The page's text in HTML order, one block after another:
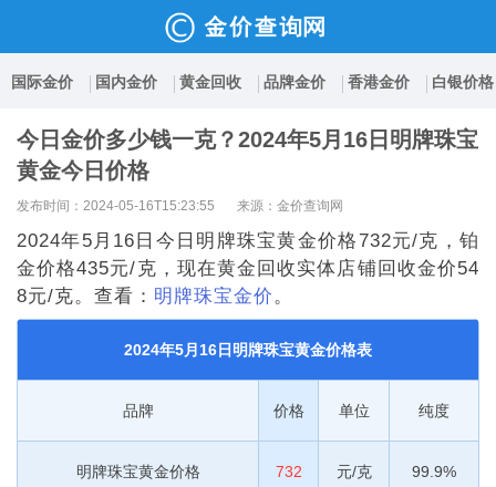
国际金价 国内金价 黄金回收 品牌金价 香港金价 白银价格
今日金价多少钱一克？2024年5月16日明牌珠宝
黄金今日价格
发布时间：2024-05-16T15:23:55 来源：金价查询网
2024年5月16日今日明牌珠宝黄金价格732元/克，铂
金价格435元/克，现在黄金回收实体店铺回收金价54
8元/克。查看： 明牌珠宝金价。
2024年5月16日明牌珠宝黄金价格表
品牌 价格 单位 纯度
明牌珠宝黄金价格 732 元/克 99.9%